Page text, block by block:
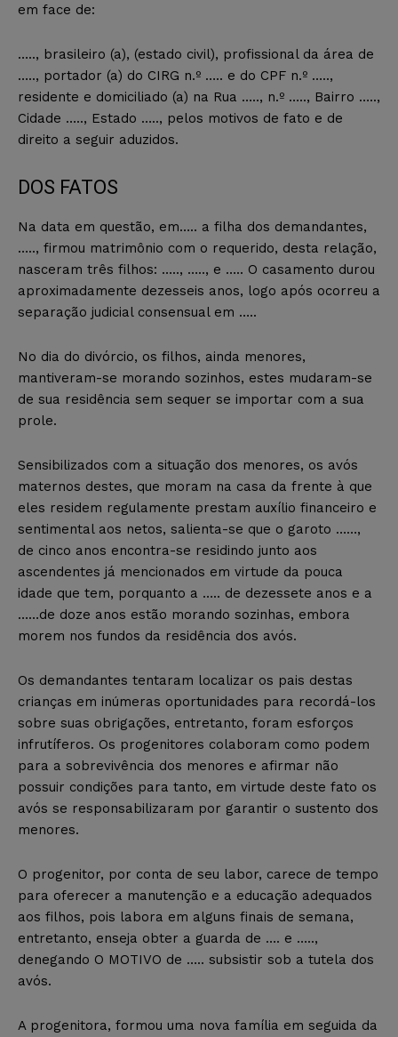
em face de:
….., brasileiro (a), (estado civil), profissional da área de
….., portador (a) do CIRG n.º ….. e do CPF n.º …..,
residente e domiciliado (a) na Rua ….., n.º ….., Bairro …..,
Cidade ….., Estado ….., pelos motivos de fato e de
direito a seguir aduzidos.
DOS FATOS
Na data em questão, em….. a filha dos demandantes,
….., firmou matrimônio com o requerido, desta relação,
nasceram três filhos: ….., ….., e ….. O casamento durou
aproximadamente dezesseis anos, logo após ocorreu a
separação judicial consensual em …..
No dia do divórcio, os filhos, ainda menores,
mantiveram-se morando sozinhos, estes mudaram-se
de sua residência sem sequer se importar com a sua
prole.
Sensibilizados com a situação dos menores, os avós
maternos destes, que moram na casa da frente à que
eles residem regulamente prestam auxílio financeiro e
sentimental aos netos, salienta-se que o garoto ……,
de cinco anos encontra-se residindo junto aos
ascendentes já mencionados em virtude da pouca
idade que tem, porquanto a ….. de dezessete anos e a
……de doze anos estão morando sozinhas, embora
morem nos fundos da residência dos avós.
Os demandantes tentaram localizar os pais destas
crianças em inúmeras oportunidades para recordá-los
sobre suas obrigações, entretanto, foram esforços
infrutíferos. Os progenitores colaboram como podem
para a sobrevivência dos menores e afirmar não
possuir condições para tanto, em virtude deste fato os
avós se responsabilizaram por garantir o sustento dos
menores.
O progenitor, por conta de seu labor, carece de tempo
para oferecer a manutenção e a educação adequados
aos filhos, pois labora em alguns finais de semana,
entretanto, enseja obter a guarda de …. e …..,
denegando O MOTIVO de ….. subsistir sob a tutela dos
avós.
A progenitora, formou uma nova família em seguida da